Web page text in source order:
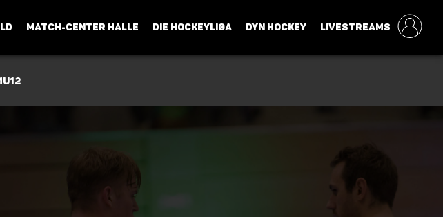
MATCH-CENTER HALLE DIE HOCKEYLIGA DYN HOCKEY LIVESTREAMS